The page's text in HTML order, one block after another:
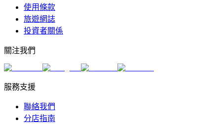
使用條款
旅遊網誌
投資者關係
關注我們
服務支援
聯絡我們
分店指南